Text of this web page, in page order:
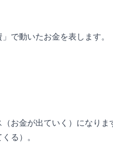
で動いたお金を表します。
お金が出ていく）になりま
る）。